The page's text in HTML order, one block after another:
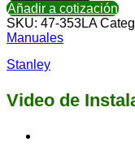
Añadir a cotización
SKU: 47-353LA
Manuales
Stanley
Video de